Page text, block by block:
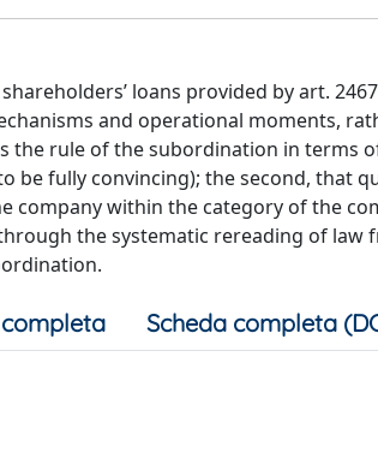
loans provided by art.
and operational moments,
the rule of the subordination in terms
be fully convincing); the second, that
company within the category of the
the systematic rereading of
Scheda completa